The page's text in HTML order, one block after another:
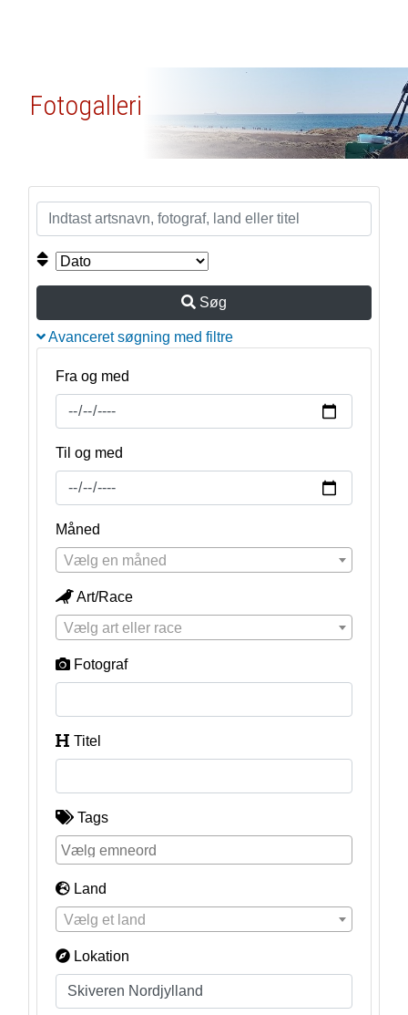
Fotogalleri
Søg
Avanceret søgning med filtre
Fra og med
Til og med
Måned
Vælg en måned
Art/Race
Vælg art eller race
Fotograf
Titel
Tags
Land
Vælg et land
Lokation